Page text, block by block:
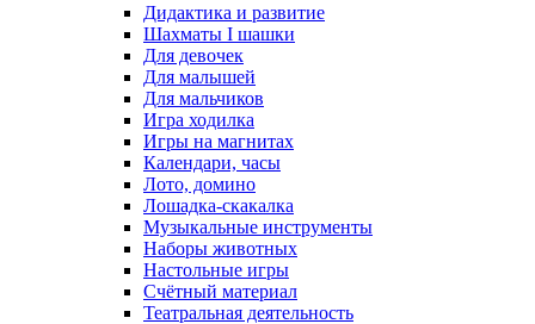
Дидактика и развитие
Шахматы I шашки
Для девочек
Для малышей
Для мальчиков
Игра ходилка
Игры на магнитах
Календари, часы
Лото, домино
Лошадка-скакалка
Музыкальные инструменты
Наборы животных
Настольные игры
Счётный материал
Театральная деятельность